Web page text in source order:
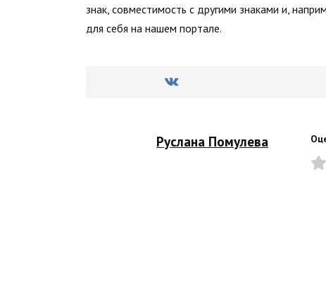
знак, совместимость с другими знаками и,
для себя на нашем портале.
Руслана Помулева